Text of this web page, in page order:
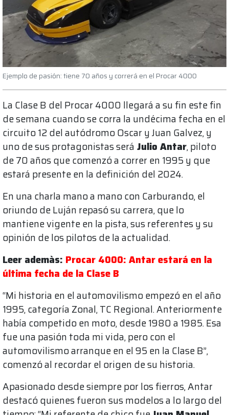
Ejemplo de pasión: tiene 70 años y correrá en el Procar 4000
La Clase B del Procar 4000 llegará a su fin este fin
de semana cuando se corra la undécima fecha en el
circuito 12 del autódromo Oscar y Juan Galvez, y
uno de sus protagonistas será Julio Antar, piloto
de 70 años que comenzó a correr en 1995 y que
estará presente en la definición del 2024.
En una charla mano a mano con Carburando, el
oriundo de Luján repasó su carrera, que lo
mantiene vigente en la pista, sus referentes y su
opinión de los pilotos de la actualidad.
Leer ademàs: Procar 4000: Antar estará en la
última fecha de la Clase B
“Mi historia en el automovilismo empezó en el año
1995, categoría Zonal, TC Regional. Anteriormente
había competido en moto, desde 1980 a 1985. Esa
fue una pasión toda mi vida, pero con el
automovilismo arranque en el 95 en la Clase B”,
comenzó al recordar el origen de su historia.
Apasionado desde siempre por los fierros, Antar
destacó quienes fueron sus modelos a lo largo del